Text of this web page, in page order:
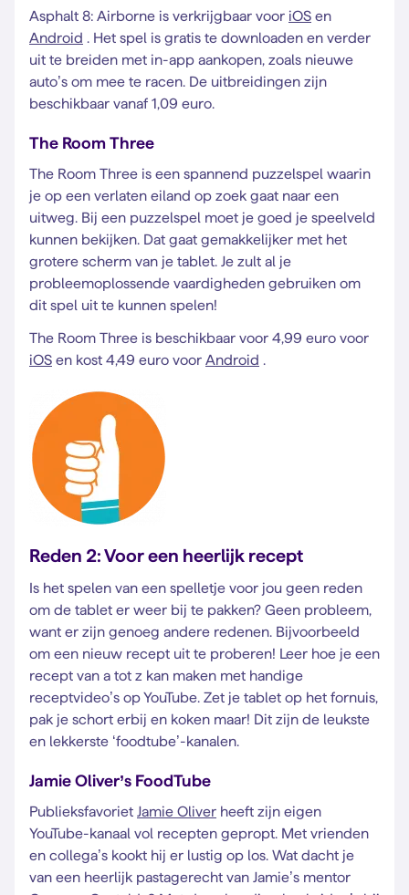
Asphalt 8: Airborne is verkrijgbaar voor iOS en
Android . Het spel is gratis te downloaden en verder
uit te breiden met in-app aankopen, zoals nieuwe
auto’s om mee te racen. De uitbreidingen zijn
beschikbaar vanaf 1,09 euro.
The Room Three
The Room Three is een spannend puzzelspel waarin
je op een verlaten eiland op zoek gaat naar een
uitweg. Bij een puzzelspel moet je goed je speelveld
kunnen bekijken. Dat gaat gemakkelijker met het
grotere scherm van je tablet. Je zult al je
probleemoplossende vaardigheden gebruiken om
dit spel uit te kunnen spelen!
The Room Three is beschikbaar voor 4,99 euro voor
iOS en kost 4,49 euro voor Android .
Reden 2: Voor een heerlijk recept
Is het spelen van een spelletje voor jou geen reden
om de tablet er weer bij te pakken? Geen probleem,
want er zijn genoeg andere redenen. Bijvoorbeeld
om een nieuw recept uit te proberen! Leer hoe je een
recept van a tot z kan maken met handige
receptvideo’s op YouTube. Zet je tablet op het fornuis,
pak je schort erbij en koken maar! Dit zijn de leukste
en lekkerste ‘foodtube’-kanalen.
Jamie Oliver’s FoodTube
Publieksfavoriet Jamie Oliver heeft zijn eigen
YouTube-kanaal vol recepten gepropt. Met vrienden
en collega’s kookt hij er lustig op los. Wat dacht je
van een heerlijk pastagerecht van Jamie’s mentor